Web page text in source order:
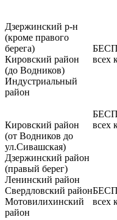
Дзержинский р-н
(кроме правого
берега)
Кировский район
(до Водников)
Индустриальный
район
Кировский район
(от Водников до
ул.Сивашская)
Дзержинский район
(правый берег)
Ленинский район
Свердловский район
Мотовилихинский
район
всех
всех
всех